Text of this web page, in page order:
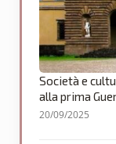
Società e
alla prima
20/09/2025